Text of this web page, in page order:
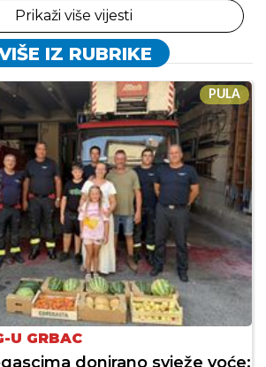
Prikaži više vijesti
IZ RUBRIKE
PULA
U GRBAC
donirano svježe voće: